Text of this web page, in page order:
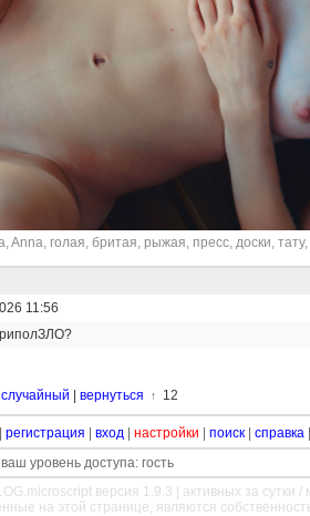
,Anna, голая, бритая, рыжая, пресс, доски, тату,
11:56
случайный вернуться ↑ 12
регистрация вход настройки поиск справка
уровень доступа: гость
версия 1.9.3 | активных за сутки /
на этой странице, являются